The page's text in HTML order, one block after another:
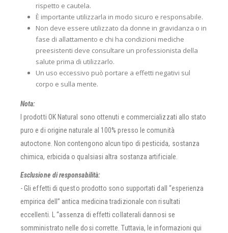
rispetto e cautela.
È importante utilizzarla in modo sicuro e responsabile.
Non deve essere utilizzato da donne in gravidanza o in
fase di allattamento e chi ha condizioni mediche
preesistenti deve consultare un professionista della
salute prima di utilizzarlo.
Un uso eccessivo può portare a effetti negativi sul
corpo e sulla mente.
Nota:
I prodotti OK Natural sono ottenuti e commercializzati allo stato
puro e di origine naturale al 100% presso le comunità
autoctone. Non contengono alcun tipo di pesticida, sostanza
chimica, erbicida o qualsiasi altra sostanza artificiale.
Esclusione di responsabilità:
- Gli effetti di questo prodotto sono supportati dall “esperienza
empirica dell” antica medicina tradizionale con risultati
eccellenti. L “assenza di effetti collaterali dannosi se
somministrato nelle dosi corrette. Tuttavia, le informazioni qui